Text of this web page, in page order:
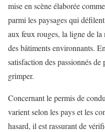
mise en scène élaborée
parmi les paysages qui
aux feux rouges, la ligne de
des bâtiments environnants.
satisfaction des passionnés
grimper.
Concernant le permis de
varient selon les pays et les
hasard, il est rassurant de